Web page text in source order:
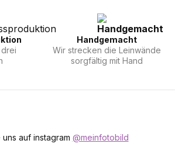
Handgemacht
Wir strecken die Leinwände
sorgfältig mit Hand
uns auf instagram @meinfotobild